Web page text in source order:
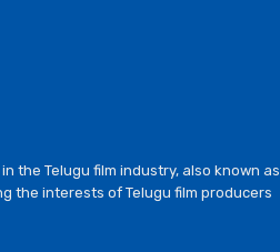
the Telugu film industry, also known as
the interests of Telugu film producers